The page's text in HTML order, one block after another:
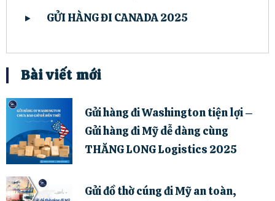
GỬI HÀNG ĐI CANADA 2025
Bài viết mới
Gửi hàng đi Washington tiện lợi –
Gửi hàng đi Mỹ dễ dàng cùng
THĂNG LONG Logistics 2025
Gửi đồ thờ cúng đi Mỹ an toàn,